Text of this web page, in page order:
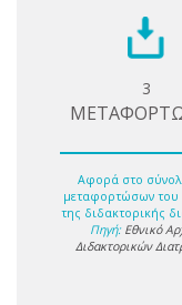
3
Αφορά στο
μεταφορτώσων του
της διδακτορικής
Πηγή: Εθνικό
Διδακτορικών